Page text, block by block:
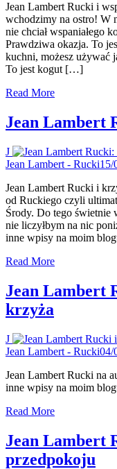
Jean Lambert Rucki i
wchodzimy na ostro! W
nie chciał wspaniałego
Prawdziwa okazja. To
kuchni, możesz używać
To jest kogut […]
Read More
Jean Lambert
J
Jean Lambert - Rucki15/
Jean Lambert Rucki i
od Ruckiego czyli
Środy. Do tego świetnie
nie liczyłbym na nic
inne wpisy na moim
Read More
Jean Lambert
krzyża
J
Jean Lambert - Rucki04/
Jean Lambert Rucki na
inne wpisy na moim
Read More
Jean Lambert
przedpokoju